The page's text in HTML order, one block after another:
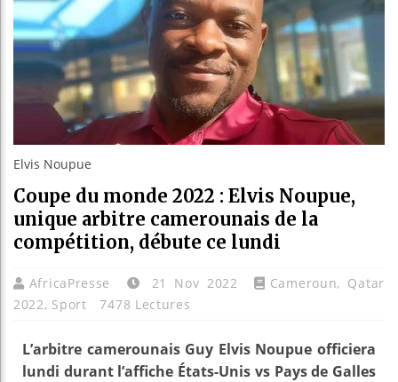
Bénin
Elvis Noupue
Coupe du monde 2022 : Elvis Noupue,
unique arbitre camerounais de la
compétition, débute ce lundi
AfricaPresse 21 Nov 2022 Cameroun, Qatar
2022, Sport 7478 Lectures
L’arbitre camerounais Guy Elvis Noupue officiera
lundi durant l’affiche États-Unis vs Pays de Galles